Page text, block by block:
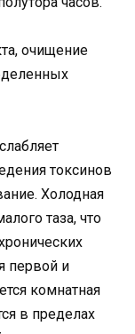
очищение
токсинов
Холодная
таза, что
первой и
комнатная
в пределах